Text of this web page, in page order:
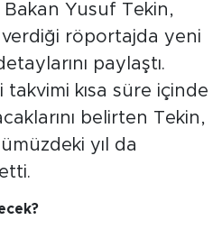
Yusuf Tekin,
röportajda yeni
paylaştı.
takvimi kısa süre içinde
belirten Tekin,
yıl da